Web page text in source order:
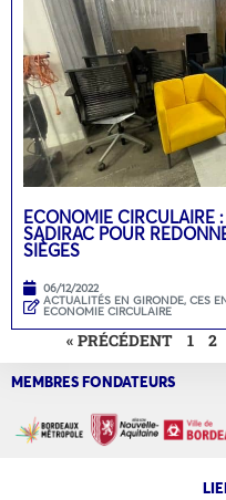
ECONOMIE CIRCULAIRE
SADIRAC POUR
SIÈGES
06/12/2022
ACTUALITÉS EN GIRONDE, CES
ECONOMIE CIRCULAIRE
« PRÉCÉDENT 1 2
MEMBRES FONDATEURS